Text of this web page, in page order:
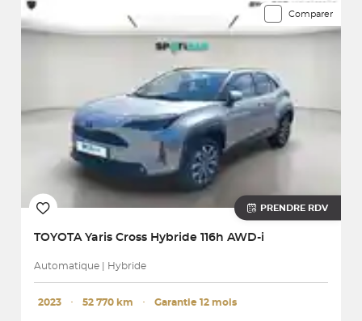
Comparer
PRENDRE RDV
TOYOTA Yaris Cross Hybride 116h AWD-i
Automatique | Hybride
2023 ･ 52 770 km ･ Garantie 12 mois